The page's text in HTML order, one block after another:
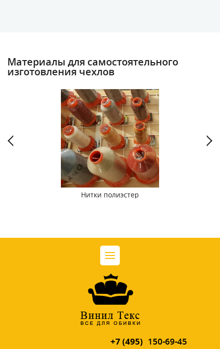
Материалы для самостоятельного
изготовления чехлов
Нитки полиэстер
+7 (495) 150-69-45